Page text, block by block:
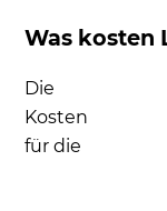
Was kosten
Die
Kosten
für die